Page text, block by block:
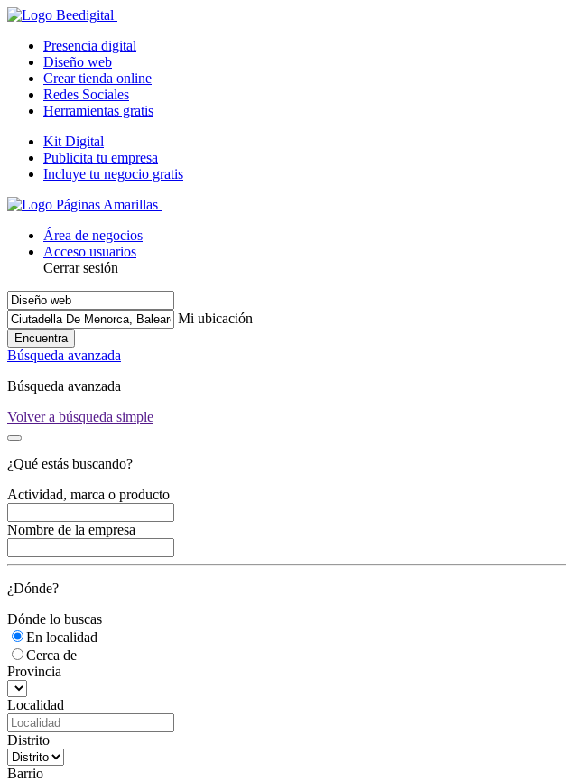
Presencia digital
Diseño web
Crear tienda online
Redes Sociales
Herramientas gratis
Kit Digital
Publicita tu empresa
Incluye tu negocio gratis
Área de negocios
Acceso usuarios
Cerrar sesión
Mi ubicación
Encuentra
Búsqueda avanzada
Búsqueda avanzada
Volver a búsqueda simple
¿Qué estás buscando?
Actividad, marca o producto
Nombre de la empresa
¿Dónde?
Dónde lo buscas
En localidad
Cerca de
Provincia
Localidad
Distrito
Barrio